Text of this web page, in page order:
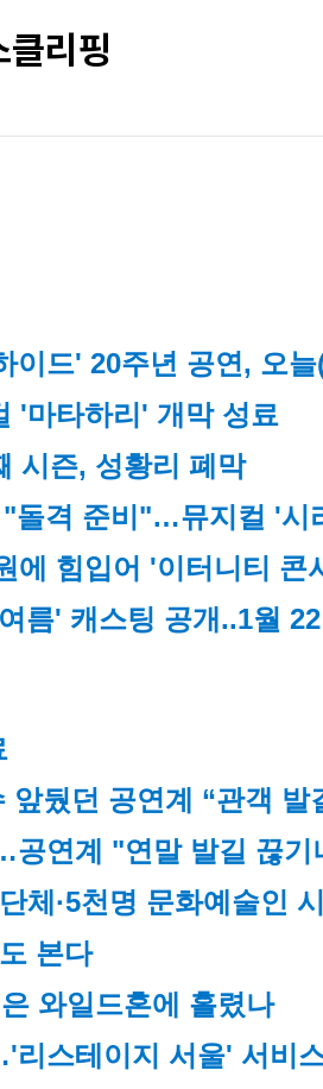
리핑
이드' 20주년 공연, 오
'마타하리' 개막 성료
시즌, 성황리 폐막
"돌격 준비"…뮤지컬 '시
에 힘입어 '이터니티 콘
름' 캐스팅 공개..1월
뒀던 공연계 “관객 발
공연계 "연말 발길 끊기
체·5천명 문화예술인
본다
은 와일드혼에 홀렸나
스테이지 서울' 서비